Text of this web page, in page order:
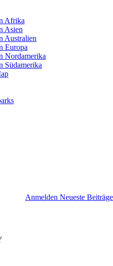
Afrika
Asien
Australien
Europa
Nordamerika
Südamerika
Anmelden Neueste Beiträge